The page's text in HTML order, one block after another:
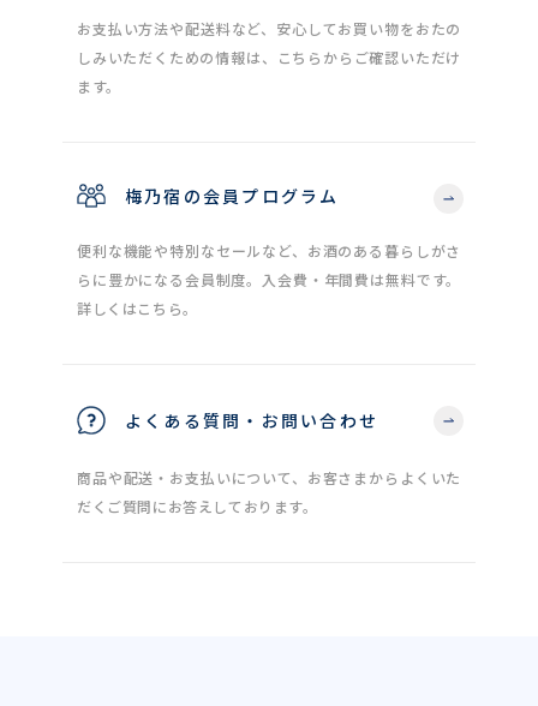
お支払い方法や配送料など、安心してお買い物をおたの
しみいただくための情報は、こちらからご確認いただけ
ます。
梅乃宿の会員プログラム
便利な機能や特別なセールなど、お酒のある暮らしがさ
らに豊かになる会員制度。入会費・年間費は無料です。
詳しくはこちら。
よくある質問・お問い合わせ
商品や配送・お支払いについて、お客さまからよくいた
だくご質問にお答えしております。